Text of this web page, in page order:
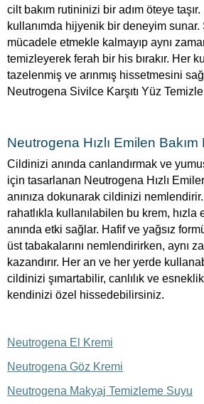
cilt bakım rutininizi bir adım öteye
kullanımda hijyenik bir deneyim
mücadele etmekle kalmayıp aynı
temizleyerek ferah bir his bırakır. Her
tazelenmiş ve arınmış hissetmesini
Neutrogena Sivilce Karşıtı Yüz
Neutrogena Hızlı Emilen Bakım
Cildinizi anında canlandırmak ve
için tasarlanan Neutrogena Hızlı
anınıza dokunarak cildinizi
rahatlıkla kullanılabilen bu krem,
anında etki sağlar. Hafif ve yağsız
üst tabakalarını nemlendirirken, aynı
kazandırır. Her an ve her yerde
cildinizi şımartabilir, canlılık ve
kendinizi özel hissedebilirsiniz.
Neutrogena El Kremi
Neutrogena Göz Kremi
Neutrogena Makyaj Temizleme Suyu